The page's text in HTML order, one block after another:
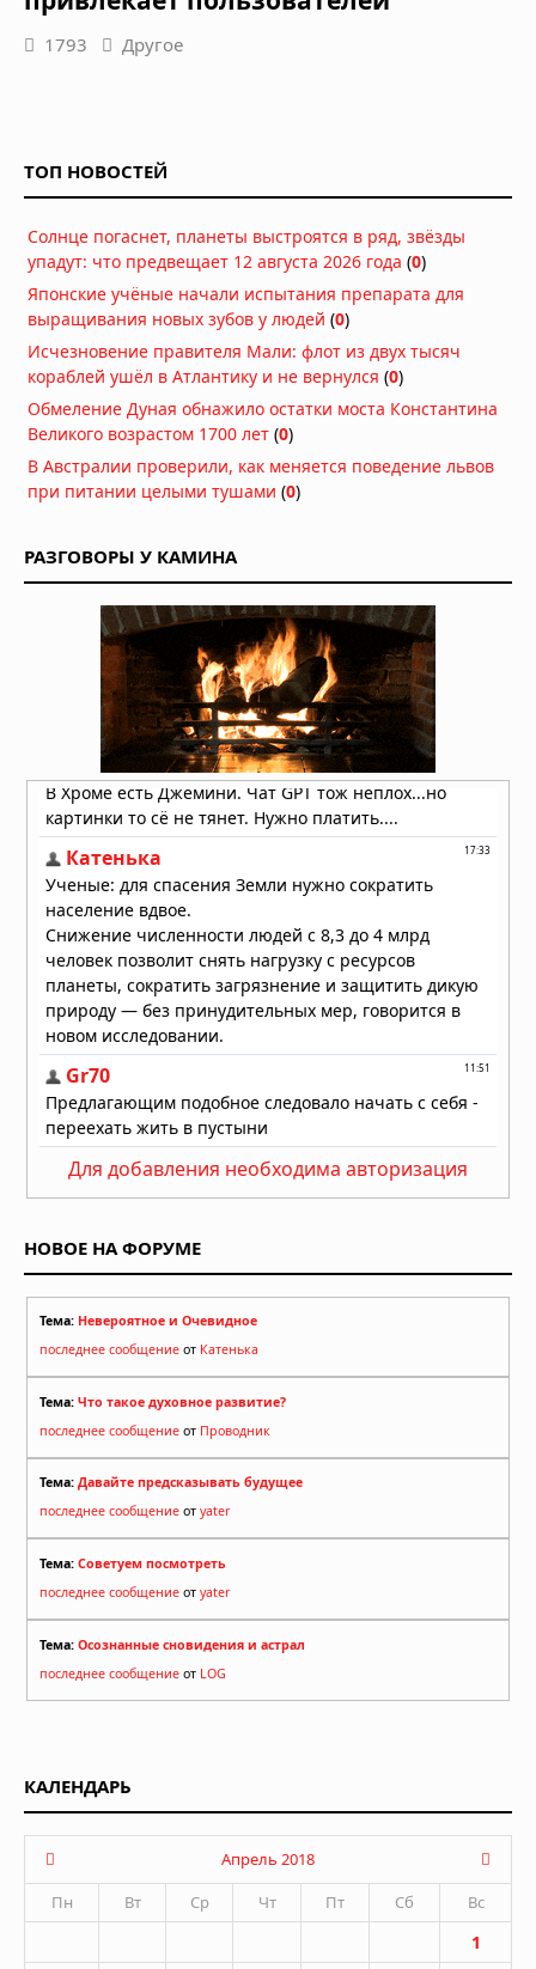
1793 Другое
ТОП НОВОСТЕЙ
Солнце погаснет, планеты выстроятся в ряд, звёзды
упадут: что предвещает 12 августа 2026 года (0)
Японские учёные начали испытания препарата для
выращивания новых зубов у людей (0)
Исчезновение правителя Мали: флот из двух тысяч
кораблей ушёл в Атлантику и не вернулся (0)
Обмеление Дуная обнажило остатки моста Константина
Великого возрастом 1700 лет (0)
В Австралии проверили, как меняется поведение львов
при питании целыми тушами (0)
РАЗГОВОРЫ У КАМИНА
Для добавления необходима авторизация
НОВОЕ НА ФОРУМЕ
Тема: Невероятное и Очевидное
последнее сообщение от Катенька
Тема: Что такое духовное развитие?
последнее сообщение от Проводник
Тема: Давайте предсказывать будущее
последнее сообщение от yater
Тема: Советуем посмотреть
последнее сообщение от yater
Тема: Осознанные сновидения и астрал
последнее сообщение от LOG
КАЛЕНДАРЬ
Апрель 2018
Пн
Вт Ср Чт Пт Сб Вс
1